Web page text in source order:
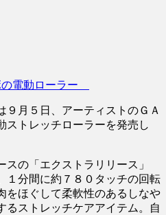
電動ローラー
月５日、アーティストのＧＡ
ストレッチローラーを発売し
の「エクストラリリース」
１分間に約７８０タッチの回転
をほぐして柔軟性のあるしなや
るストレッチケアアイテム。自